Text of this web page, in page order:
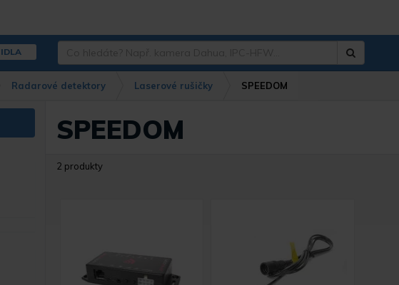
Co
Např.
kamera
HFW…
Radarové detektory Laserové rušičky SPEEDOM
SPEEDOM
2 produkty